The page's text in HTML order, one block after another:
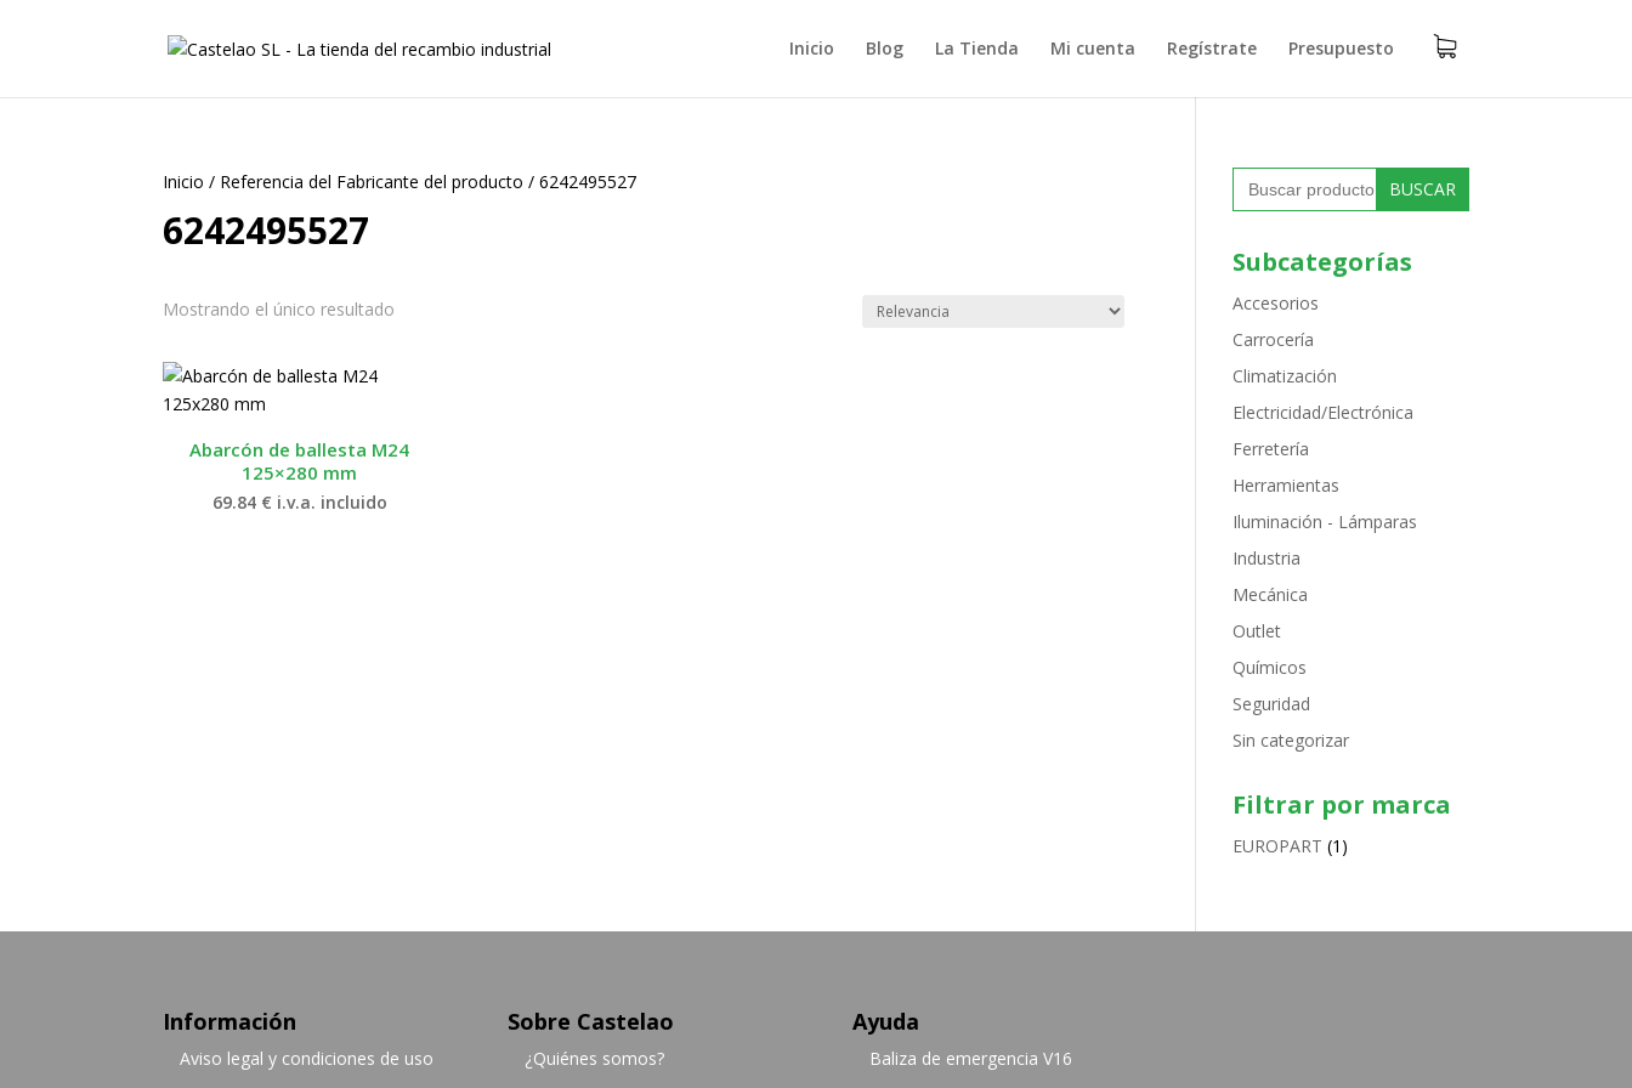
Inicio Blog La Tienda Mi cuenta Regístrate Presupuesto
Inicio / Referencia del Fabricante del producto /6242495527
6242495527
Mostrando el único resultado
Abarcón de ballesta M24
125×280 mm
69.84 € i.v.a. incluido
Buscar:
Subcategorías
Accesorios
Carrocería
Climatización
Electricidad/Electrónica
Ferretería
Herramientas
Iluminación - Lámparas
Industria
Mecánica
Outlet
Químicos
Seguridad
Sin categorizar
Filtrar por marca
EUROPART (1)
Información
Aviso legal y condiciones de uso
Sobre Castelao
¿Quiénes somos?
Ayuda
Baliza de emergencia V16